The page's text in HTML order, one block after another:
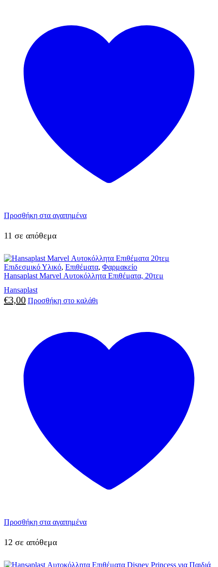
Προσθήκη στα αγαπημένα
11 σε απόθεμα
Επιδεσμικό Υλικό, Επιθέματα, Φαρμακείο
Hansaplast Marvel Αυτοκόλλητα Επιθέματα, 20τεμ
Hansaplast
€3,00 Προσθήκη στο καλάθι
Προσθήκη στα αγαπημένα
12 σε απόθεμα